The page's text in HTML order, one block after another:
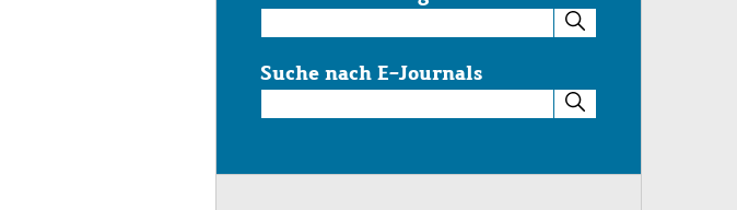
im
Katalog
Suche nach E-Journals
nach
Journals